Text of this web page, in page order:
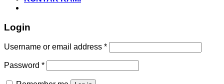
Login
Username or email address *Required
Password *Required